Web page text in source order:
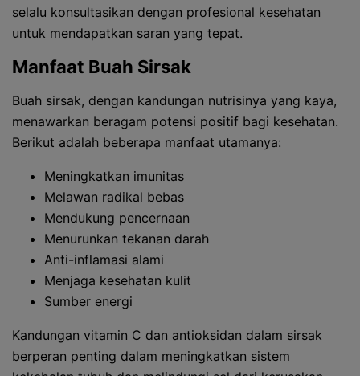
selalu konsultasikan dengan profesional kesehatan
untuk mendapatkan saran yang tepat.
Manfaat Buah Sirsak
Buah sirsak, dengan kandungan nutrisinya yang kaya,
menawarkan beragam potensi positif bagi kesehatan.
Berikut adalah beberapa manfaat utamanya:
Meningkatkan imunitas
Melawan radikal bebas
Mendukung pencernaan
Menurunkan tekanan darah
Anti-inflamasi alami
Menjaga kesehatan kulit
Sumber energi
Kandungan vitamin C dan antioksidan dalam sirsak
berperan penting dalam meningkatkan sistem